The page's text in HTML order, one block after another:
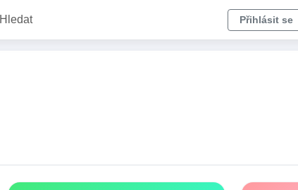
Hledat Přihlásit se